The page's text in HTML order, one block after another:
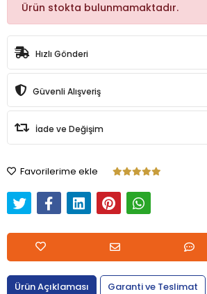
Ürün stokta bulunmamaktadır.
Hızlı Gönderi
Güvenli Alışveriş
İade ve Değişim
Favorilerime ekle
Ürün Açıklaması
Garanti ve Teslimat